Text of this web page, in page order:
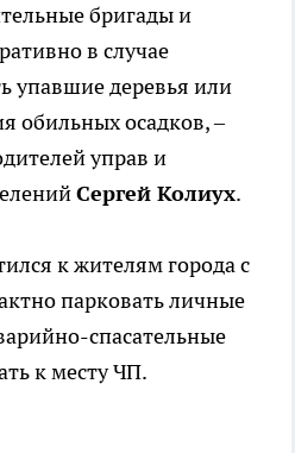
бригады и
в случае
упавшие деревья или
обильных осадков, –
управ и
Сергей Колиух.
к жителям города с
парковать личные
спасательные
к месту ЧП.